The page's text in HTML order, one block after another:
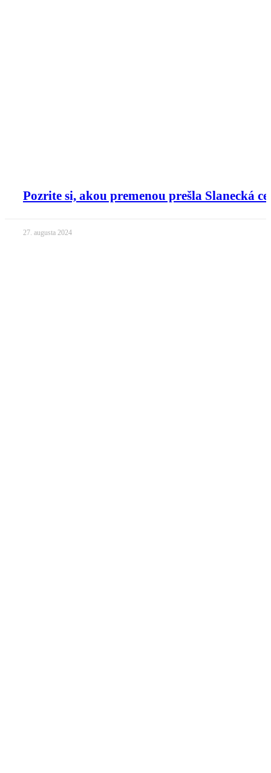
Pozrite si, akou premenou prešla Slanecká
27. augusta 2024